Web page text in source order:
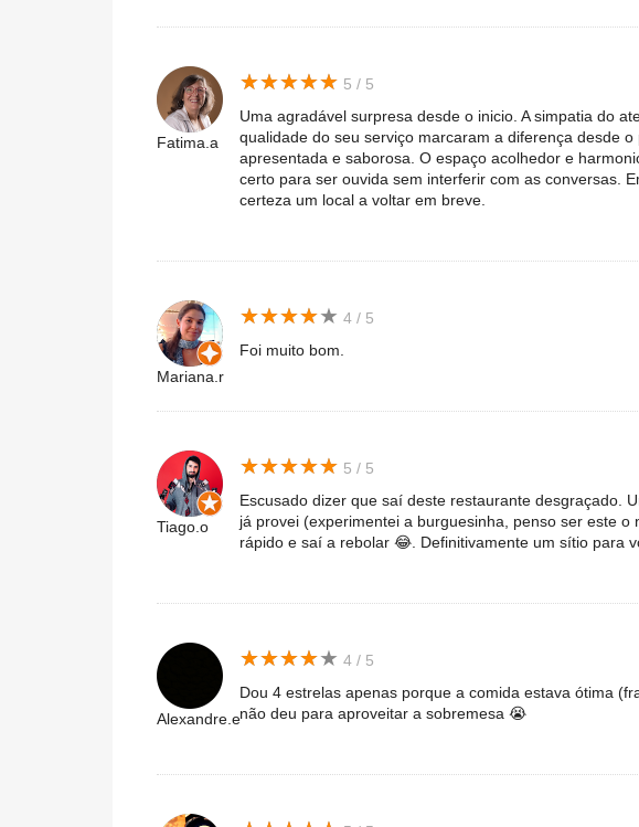
Fatima.a
★★★★★
★★★★★ 5 / 5
Uma agradável surpresa desde o inicio. A simpatia do
qualidade do seu serviço marcaram a diferença desde
apresentada e saborosa. O espaço acolhedor e
certo para ser ouvida sem interferir com as conversas.
certeza um local a voltar em breve.
Mariana.r
★★★★★
★★★★★ 4 / 5
Foi muito bom.
Tiago.o
★★★★★
★★★★★ 5 / 5
Escusado dizer que saí deste restaurante desgraçado.
já provei (experimentei a burguesinha, penso ser este o
rápido e saí a rebolar 😂. Definitivamente um sítio para
Alexandre.e
★★★★★
★★★★★ 4 / 5
Dou 4 estrelas apenas porque a comida estava ótima
não deu para aproveitar a sobremesa 😭